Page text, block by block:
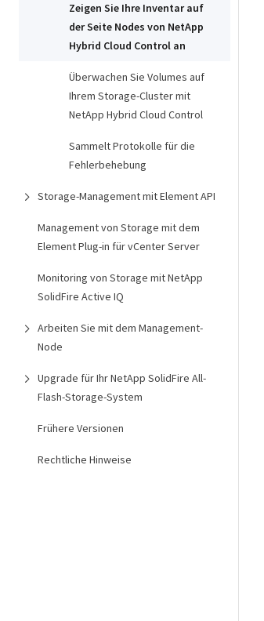
Zeigen Sie Ihre Inventar auf
der Seite Nodes von NetApp
Hybrid Cloud Control an
Überwachen Sie Volumes auf
Ihrem Storage-Cluster mit
NetApp Hybrid Cloud Control
Sammelt Protokolle für die
Fehlerbehebung
Storage-Management mit Element API
Management von Storage mit dem
Element Plug-in für vCenter Server
Monitoring von Storage mit NetApp
SolidFire Active IQ
Arbeiten Sie mit dem Management-
Node
Upgrade für Ihr NetApp SolidFire All-
Flash-Storage-System
Frühere Versionen
Rechtliche Hinweise